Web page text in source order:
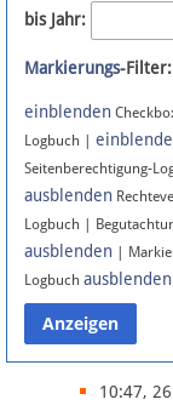
Bluesky
Facebook
Instagram
Anmelden
Datenschutz
Über Lobbypedia
bis Jahr:
Markierungs-Filter:
einblenden
Logbuch |
Seitenberechtigung-
ausblenden
Logbuch |
ausblenden |
Logbuch ausblenden
10:47,